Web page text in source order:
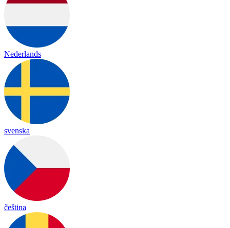
Nederlands
svenska
čeština